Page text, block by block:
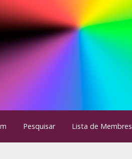
Pesquisar Lista de Membres